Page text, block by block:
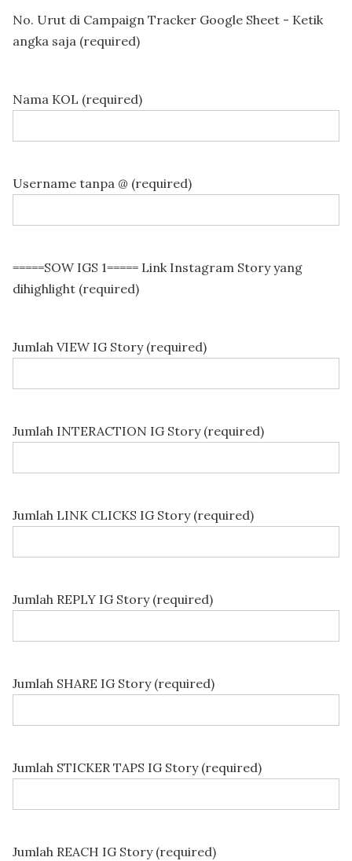
No. Urut di Campaign Tracker Google Sheet - Ketik
angka saja (required)
Nama KOL (required)
Username tanpa @ (required)
=====SOW IGS 1===== Link Instagram Story yang
dihighlight (required)
Jumlah VIEW IG Story (required)
Jumlah INTERACTION IG Story (required)
Jumlah LINK CLICKS IG Story (required)
Jumlah REPLY IG Story (required)
Jumlah SHARE IG Story (required)
Jumlah STICKER TAPS IG Story (required)
Jumlah REACH IG Story (required)